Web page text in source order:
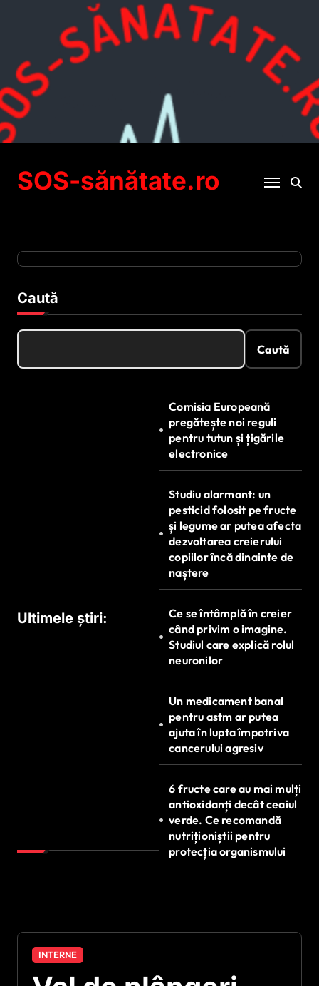
SOS-sănătate.ro
Caută
Caută
Ultimele știri:
Comisia Europeană
pregătește noi reguli
pentru tutun și țigările
electronice
Studiu alarmant: un
pesticid folosit pe fructe
și legume ar putea afecta
dezvoltarea creierului
copiilor încă dinainte de
naștere
Ce se întâmplă în creier
când privim o imagine.
Studiul care explică rolul
neuronilor
Un medicament banal
pentru astm ar putea
ajuta în lupta împotriva
cancerului agresiv
6 fructe care au mai mulți
antioxidanți decât ceaiul
verde. Ce recomandă
nutriționiștii pentru
protecția organismului
INTERNE